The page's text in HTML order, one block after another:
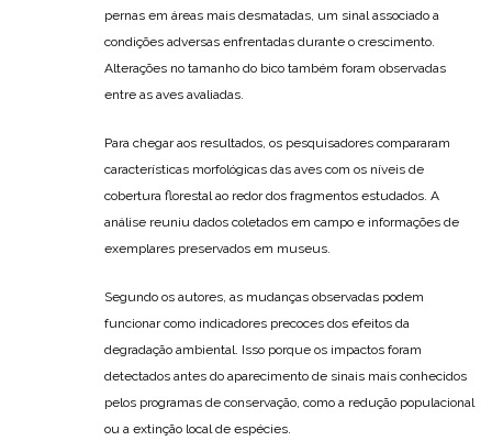
pernas em áreas mais desmatadas, um sinal associado a
condições adversas enfrentadas durante o crescimento.
Alterações no tamanho do bico também foram observadas
entre as aves avaliadas.
Para chegar aos resultados, os pesquisadores compararam
características morfológicas das aves com os níveis de
cobertura florestal ao redor dos fragmentos estudados. A
análise reuniu dados coletados em campo e informações de
exemplares preservados em museus.
Segundo os autores, as mudanças observadas podem
funcionar como indicadores precoces dos efeitos da
degradação ambiental. Isso porque os impactos foram
detectados antes do aparecimento de sinais mais conhecidos
pelos programas de conservação, como a redução populacional
ou a extinção local de espécies.